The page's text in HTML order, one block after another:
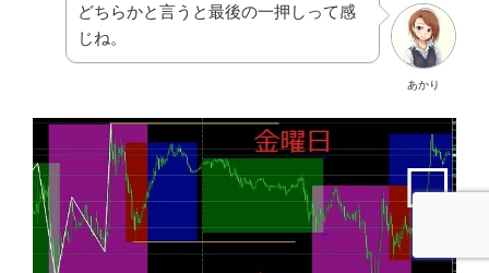
あかり
どちらかと言うと最後の一押しって感
じね。